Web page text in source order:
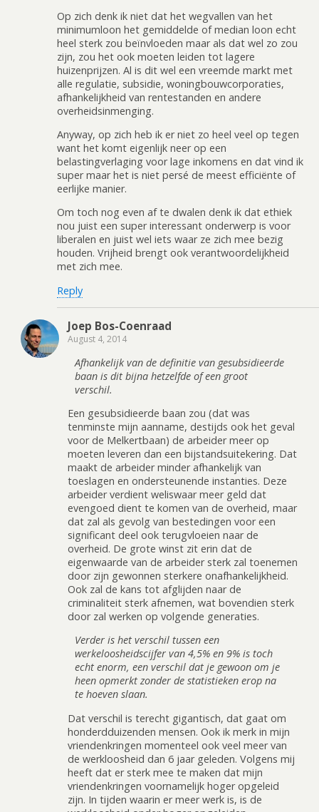
Op zich denk ik niet dat het wegvallen van het
minimumloon het gemiddelde of median loon echt
heel sterk zou beïnvloeden maar als dat wel zo zou
zijn, zou het ook moeten leiden tot lagere
huizenprijzen. Al is dit wel een vreemde markt met
alle regulatie, subsidie, woningbouwcorporaties,
afhankelijkheid van rentestanden en andere
overheidsinmenging.
Anyway, op zich heb ik er niet zo heel veel op tegen
want het komt eigenlijk neer op een
belastingverlaging voor lage inkomens en dat vind ik
super maar het is niet persé de meest efficiënte of
eerlijke manier.
Om toch nog even af te dwalen denk ik dat ethiek
nou juist een super interessant onderwerp is voor
liberalen en juist wel iets waar ze zich mee bezig
houden. Vrijheid brengt ook verantwoordelijkheid
met zich mee.
Reply
Joep Bos-Coenraad
August 4, 2014
Afhankelijk van de definitie van gesubsidieerde
baan is dit bijna hetzelfde of een groot
verschil.
Een gesubsidieerde baan zou (dat was
tenminste mijn aanname, destijds ook het geval
voor de Melkertbaan) de arbeider meer op
moeten leveren dan een bijstandsuitekering. Dat
maakt de arbeider minder afhankelijk van
toeslagen en ondersteunende instanties. Deze
arbeider verdient weliswaar meer geld dat
evengoed dient te komen van de overheid, maar
dat zal als gevolg van bestedingen voor een
significant deel ook terugvloeien naar de
overheid. De grote winst zit erin dat de
eigenwaarde van de arbeider sterk zal toenemen
door zijn gewonnen sterkere onafhankelijkheid.
Ook zal de kans tot afglijden naar de
criminaliteit sterk afnemen, wat bovendien sterk
door zal werken op volgende generaties.
Verder is het verschil tussen een
werkeloosheidscijfer van 4,5% en 9% is toch
echt enorm, een verschil dat je gewoon om je
heen opmerkt zonder de statistieken erop na
te hoeven slaan.
Dat verschil is terecht gigantisch, dat gaat om
honderdduizenden mensen. Ook ik merk in mijn
vriendenkringen momenteel ook veel meer van
de werkloosheid dan 6 jaar geleden. Volgens mij
heeft dat er sterk mee te maken dat mijn
vriendenkringen voornamelijk hoger opgeleid
zijn. In tijden waarin er meer werk is, is de